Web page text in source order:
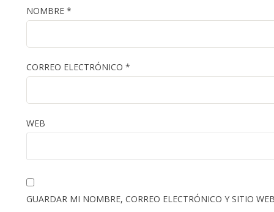
NOMBRE *
CORREO ELECTRÓNICO *
WEB
GUARDAR MI NOMBRE, CORREO ELECTRÓNICO Y SITIO